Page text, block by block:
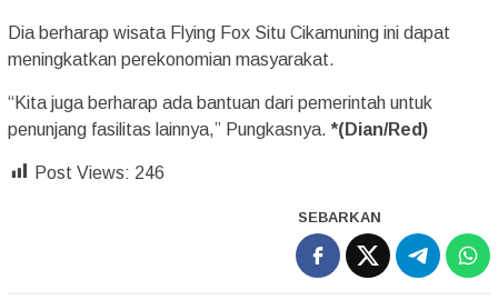
Dia berharap wisata Flying Fox Situ Cikamuning ini dapat
meningkatkan perekonomian masyarakat.
“Kita juga berharap ada bantuan dari pemerintah untuk
penunjang fasilitas lainnya,” Pungkasnya.*(Dian/Red)
Post Views: 246
SEBARKAN